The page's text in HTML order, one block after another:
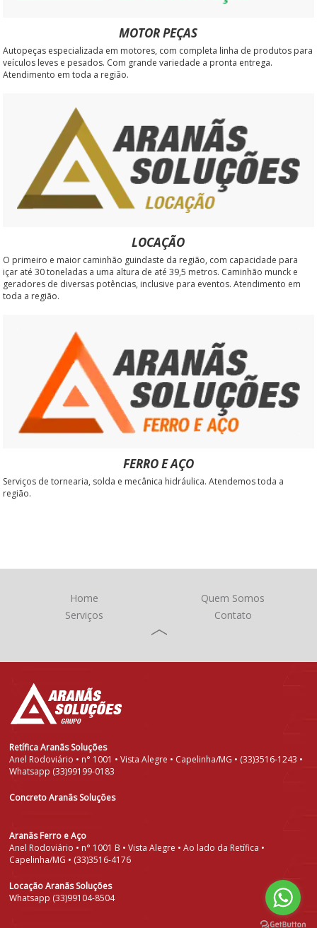
MOTOR PEÇAS
Autopeças especializada em motores, com completa linha de produtos para
veículos leves e pesados. Com grande variedade a pronta entrega.
Atendimento em toda a região.
LOCAÇÃO
O primeiro e maior caminhão guindaste da região, com capacidade para
içar até 30 toneladas a uma altura de até 39,5 metros. Caminhão munck e
geradores de diversas potências, inclusive para eventos. Atendimento em
toda a região.
FERRO E AÇO
Serviços de tornearia, solda e mecânica hidráulica. Atendemos toda a
região.
Home
Quem Somos
Serviços
Contato
Retífica Aranãs Soluções
Anel Rodoviário • n° 1001 • Vista Alegre • Capelinha/MG • (33)3516-1243 •
Whatsapp (33)99199-0183
Concreto Aranãs Soluções
Aranãs Ferro e Aço
Anel Rodoviário • n° 1001 B • Vista Alegre • Ao lado da Retífica •
Capelinha/MG • (33)3516-4176
Locação Aranãs Soluções
Whatsapp (33)99104-8504